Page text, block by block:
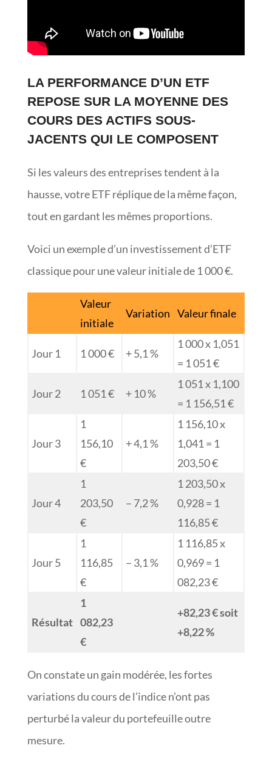
LA PERFORMANCE D’UN ETF
REPOSE SUR LA MOYENNE DES
COURS DES ACTIFS SOUS-
JACENTS QUI LE COMPOSENT
Si les valeurs des entreprises tendent à la
hausse, votre ETF réplique de la même façon,
tout en gardant les mêmes proportions.
Voici un exemple d’un investissement d’ETF
classique pour une valeur initiale de 1 000 €.
Valeur
initiale
Variation Valeur finale
Jour 1 1 000 € + 5,1 %
1 000 x 1,051
= 1 051 €
Jour 2 1 051 € + 10 %
1 051 x 1,100
= 1 156,51 €
Jour 3
1
156,10
€
+ 4,1 %
1 156,10 x
1,041 = 1
203,50 €
Jour 4
1
203,50
€
– 7,2 %
1 203,50 x
0,928 = 1
116,85 €
Jour 5
1
116,85
€
– 3,1 %
1 116,85 x
0,969 = 1
082,23 €
Résultat
1
082,23
€
+82,23 € soit
+8,22 %
On constate un gain modérée, les fortes
variations du cours de l’indice n’ont pas
perturbé la valeur du portefeuille outre
mesure.